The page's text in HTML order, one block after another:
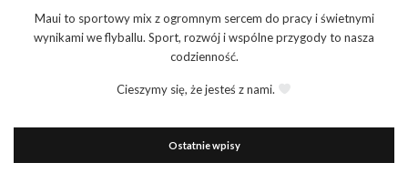
Maui to sportowy mix z ogromnym sercem do pracy i świetnymi
wynikami we flyballu. Sport, rozwój i wspólne przygody to nasza
codzienność.
Cieszymy się, że jesteś z nami.
Ostatnie wpisy